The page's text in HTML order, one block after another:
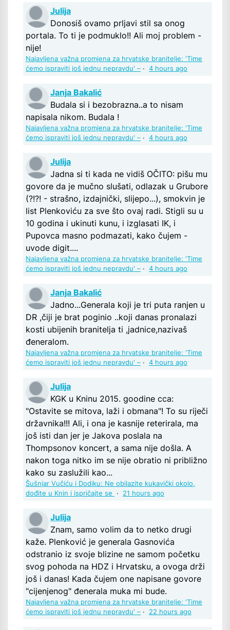
Julija
Donosiš ovamo prljavi stil sa onog
portala. To ti je podmuklo!! Ali moj problem -
nije!
Najavljena važna promjena za hrvatske branitelje: 'Time
ćemo ispraviti još jednu nepravdu' – · 4 hours ago
Janja Bakalić
Budala si i bezobrazna..a to nisam
napisala nikom. Budala !
Najavljena važna promjena za hrvatske branitelje: 'Time
ćemo ispraviti još jednu nepravdu' – · 4 hours ago
Julija
Jadna si ti kada ne vidiš OČITO: pišu mu
govore da je mučno slušati, odlazak u Grubore
(?!?! - strašno, izdajnički, slijepo...), smokvin je
list Plenkoviću za sve što ovaj radi. Stigli su u
10 godina i ukinuti kunu, i izglasati IK, i
Pupovca masno podmazati, kako čujem -
uvode digit....
Najavljena važna promjena za hrvatske branitelje: 'Time
ćemo ispraviti još jednu nepravdu' – · 4 hours ago
Janja Bakalić
Jadno...Generala koji je tri puta ranjen u
DR ,čiji je brat poginio ..koji danas pronalazi
kosti ubijenih branitelja ti ,jadnice,nazivaš
đeneralom.
Najavljena važna promjena za hrvatske branitelje: 'Time
ćemo ispraviti još jednu nepravdu' – · 4 hours ago
Julija
KGK u Kninu 2015. goodine cca:
"Ostavite se mitova, laži i obmana"! To su riječi
državnika!!! Ali, i ona je kasnije reterirala, ma
još isti dan jer je Jakova poslala na
Thompsonov koncert, a sama nije došla. A
nakon toga nitko im se nije obratio ni približno
kako su zaslužili kao...
Šušnjar Vučiću i Dodiku: Ne obilazite kukavički okolo,
dođite u Knin i ispričajte se
· 21 hours ago
Julija
Znam, samo volim da to netko drugi
kaže. Plenković je generala Gasnovića
odstranio iz svoje blizine ne samom početku
svog pohoda na HDZ i Hrvatsku, a ovoga drži
još i danas! Kada čujem one napisane govore
"cijenjenog" đenerala muka mi bude.
Najavljena važna promjena za hrvatske branitelje: 'Time
ćemo ispraviti još jednu nepravdu' – · 22 hours ago